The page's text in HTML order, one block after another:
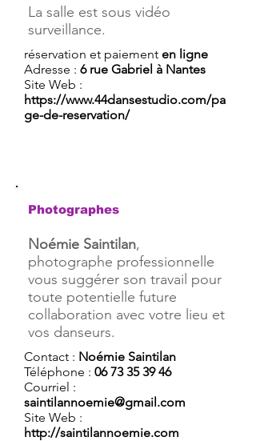
La salle est sous vidéo
surveillance.
réservation et paiement en ligne
Adresse : 6 rue Gabriel à Nantes
Site Web :
https://www.44dansestudio.com/pa
ge-de-reservation/
Photographes
Noémie Saintilan,
photographe professionnelle
vous suggérer son travail pour
toute potentielle future
collaboration avec votre lieu et
vos danseurs.
Contact : Noémie Saintilan
Téléphone : 06 73 35 39 46
Courriel :
saintilannoemie@gmail.com
Site Web :
http://saintilannoemie.com